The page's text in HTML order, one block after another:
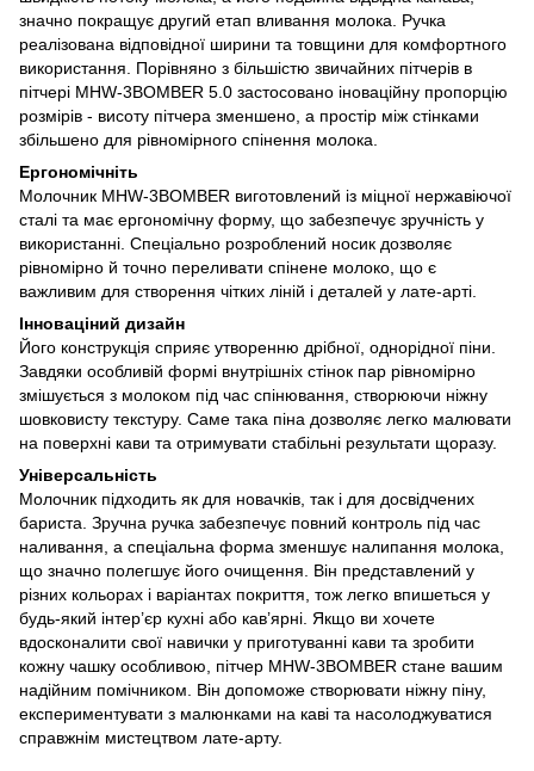
значно покращує другий етап вливання молока. Ручка
реалізована відповідної ширини та товщини для комфортного
використання. Порівняно з більшістю звичайних пітчерів в
пітчері MHW-3BOMBER 5.0 застосовано іноваційну пропорцію
розмірів - висоту пітчера зменшено, а простір між стінками
збільшено для рівномірного спінення молока.
Ергономічніть
Молочник MHW-3BOMBER виготовлений із міцної нержавіючої
сталі та має ергономічну форму, що забезпечує зручність у
використанні. Спеціально розроблений носик дозволяє
рівномірно й точно переливати спінене молоко, що є
важливим для створення чітких ліній і деталей у лате-арті.
Інноваціний дизайн
Його конструкція сприяє утворенню дрібної, однорідної піни.
Завдяки особливій формі внутрішніх стінок пар рівномірно
змішується з молоком під час спінювання, створюючи ніжну
шовковисту текстуру. Саме така піна дозволяє легко малювати
на поверхні кави та отримувати стабільні результати щоразу.
Універсальність
Молочник підходить як для новачків, так і для досвідчених
бариста. Зручна ручка забезпечує повний контроль під час
наливання, а спеціальна форма зменшує налипання молока,
що значно полегшує його очищення. Він представлений у
різних кольорах і варіантах покриття, тож легко впишеться у
будь-який інтер’єр кухні або кав’ярні. Якщо ви хочете
вдосконалити свої навички у приготуванні кави та зробити
кожну чашку особливою, пітчер MHW-3BOMBER стане вашим
надійним помічником. Він допоможе створювати ніжну піну,
експериментувати з малюнками на каві та насолоджуватися
справжнім мистецтвом лате-арту.